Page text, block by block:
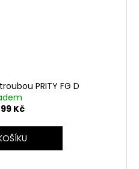
PRITY FG D
Kč